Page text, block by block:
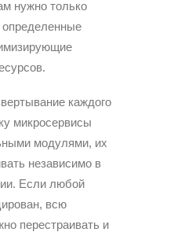
нужно только
каждого
микросервисы
модулями, их
независимо в
Если любой
всю
перестраивать и